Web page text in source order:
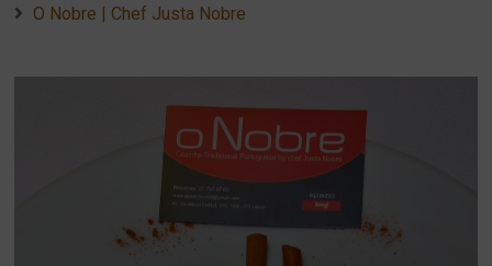
O Nobre | Chef Justa Nobre